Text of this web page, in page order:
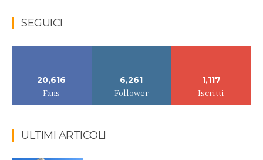
SEGUICI
20,616
Fans
6,261
Follower
1,117
Iscritti
ULTIMI ARTICOLI